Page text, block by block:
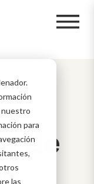
nuestro
para
las
de